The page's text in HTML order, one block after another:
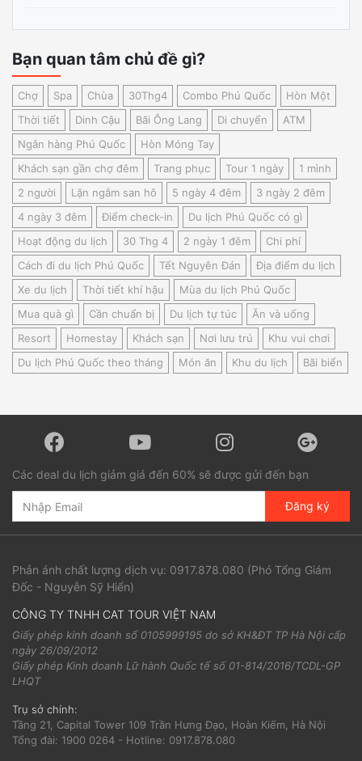
Bạn quan tâm chủ đề gì?
Chợ Spa Chùa 30Thg4 Combo Phú Quốc
Hòn Một
Thời tiết
Dinh Cậu Bãi Ông Lang Di chuyển
ATM
Ngân hàng Phú Quốc
Hòn Móng Tay
Khách sạn gần chợ đêm
Trang phục Tour 1 ngày
1 mình
2 người
Lặn ngắm san hô 5 ngày 4 đêm
3 ngày 2 đêm
4 ngày 3 đêm
Điểm check-in
Du lịch Phú Quốc có gì
Hoạt động du lịch
30 Thg 4 2 ngày 1 đêm
Chi phí
Cách đi du lịch Phú Quốc
Tết Nguyên Đán
Địa điểm du lịch
Xe du lịch
Thời tiết khí hậu
Mùa du lịch Phú Quốc
Mua quà gì
Cần chuẩn bị Du lịch tự túc
Ăn và uống
Resort
Homestay Khách sạn Nơi lưu trú
Khu vui chơi
Du lịch Phú Quốc theo tháng
Món ăn Khu du lịch Bãi biển
Các deal du lịch giảm giá đến 60% sẽ được gửi đến bạn
Đăng ký
Phản ánh chất lượng dịch vụ: 0917.878.080 (Phó Tổng Giám
Đốc - Nguyễn Sỹ Hiển)
CÔNG TY TNHH CAT TOUR VIỆT NAM
Giấy phép kinh doanh số 0105999195 do sở KH&ĐT TP Hà Nội cấp
ngày 26/09/2012
Giấy phép Kinh doanh Lữ hành Quốc tế số 01-814/2016/TCDL-GP
LHQT
Trụ sở chính:
Tầng 21, Capital Tower 109 Trần Hưng Đạo, Hoàn Kiếm, Hà Nội
Tổng đài: 1900 0264 - Hotline: 0917.878.080